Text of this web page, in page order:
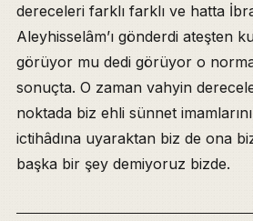
dereceleri farklı farklı ve hatta
Aleyhisselâm’ı gönderdi ateşten
görüyor mu dedi görüyor o
sonuçta. O zaman vahyin
noktada biz ehli sünnet
ictihâdına uyaraktan biz de ona
başka bir şey demiyoruz bizde.